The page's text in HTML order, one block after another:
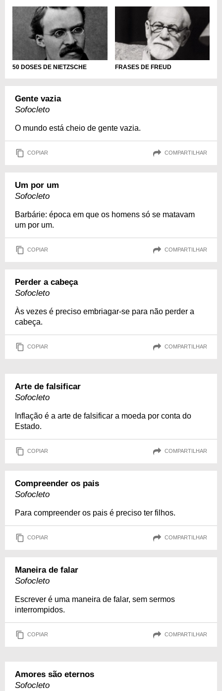
50 DOSES DE NIETZSCHE FRASES DE FREUD
Gente vazia
Sofocleto
O mundo está cheio de gente vazia.
COPIAR COMPARTILHAR
Um por um
Sofocleto
Barbárie: época em que os homens só se matavam
um por um.
COPIAR COMPARTILHAR
Perder a cabeça
Sofocleto
Às vezes é preciso embriagar-se para não perder a
cabeça.
COPIAR COMPARTILHAR
Arte de falsificar
Sofocleto
Inflação é a arte de falsificar a moeda por conta do
Estado.
COPIAR COMPARTILHAR
Compreender os pais
Sofocleto
Para compreender os pais é preciso ter filhos.
COPIAR COMPARTILHAR
Maneira de falar
Sofocleto
Escrever é uma maneira de falar, sem sermos
interrompidos.
COPIAR COMPARTILHAR
Amores são eternos
Sofocleto